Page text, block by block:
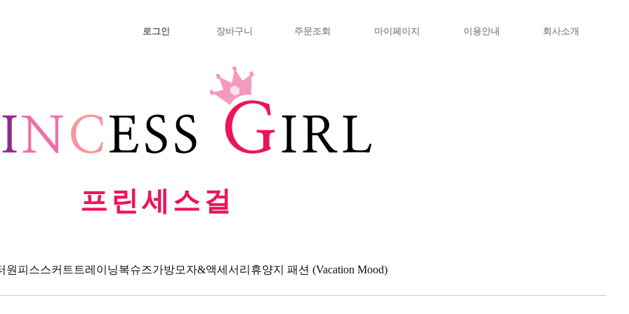
로그인 장바구니 주문조회 마이페이지 이용안내 회사소개
프린세스걸
원피스스커트 트레이닝복슈즈가방모자&액세서리 휴양지 패션 (Vacation Mood)